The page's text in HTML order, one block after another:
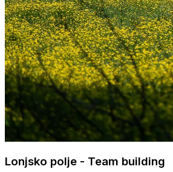
Lonjsko polje - Team building